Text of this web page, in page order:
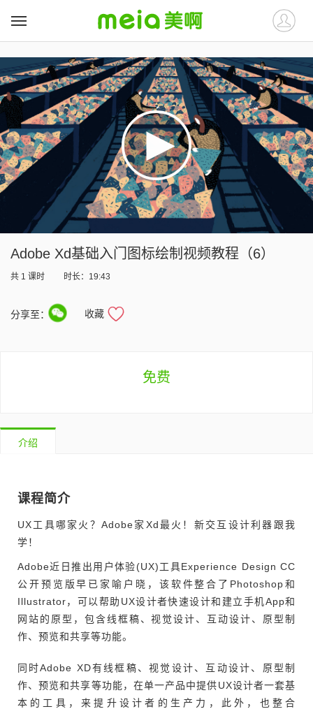
Adobe Xd基础入门图标绘制视频教程（6）
共 1 课时 时长：19:43
分享至： 收藏
免费
介绍
课程简介
UX工具哪家火？Adobe家Xd最火！新交互设计利器跟我
学！
Adobe近日推出用户体验(UX)工具Experience Design CC
公开预览版早已家喻户晓，该软件整合了Photoshop和
Illustrator，可以帮助UX设计者快速设计和建立手机App和
网站的原型，包含线框稿、视觉设计、互动设计、原型制
作、预览和共享等功能。
同时Adobe XD有线框稿、视觉设计、互动设计、原型制
作、预览和共享等功能，在单一产品中提供UX设计者一套基
本的工具，来提升设计者的生产力，此外，也整合